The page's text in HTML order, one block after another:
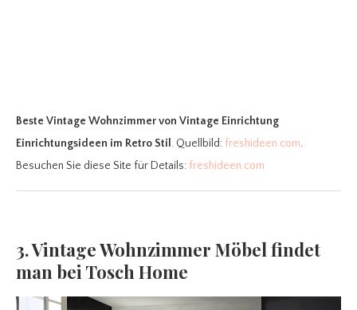
Beste Vintage Wohnzimmervon Vintage Einrichtung
Einrichtungsideen im Retro Stil . Quellbild: freshideen.com.
Besuchen Sie diese Site für Details: freshideen.com
3. Vintage Wohnzimmer Möbel findet
man bei Tosch Home